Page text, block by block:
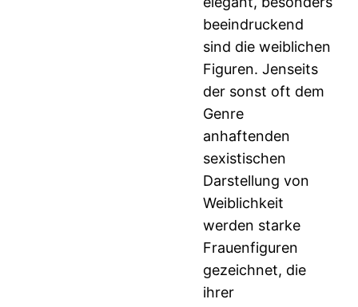
beeindruckend
sind die weiblichen
Figuren. Jenseits
der sonst oft dem
Genre
anhaftenden
sexistischen
Darstellung von
Weiblichkeit
werden starke
Frauenfiguren
gezeichnet, die
ihrer